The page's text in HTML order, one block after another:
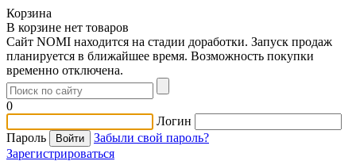
Корзина
В корзине нет товаров
Сайт NOMI находится на стадии доработки. Запуск продаж
планируется в ближайшее время. Возможность покупки
временно отключена.
0
Логин
Пароль
Забыли свой пароль?
Зарегистрироваться